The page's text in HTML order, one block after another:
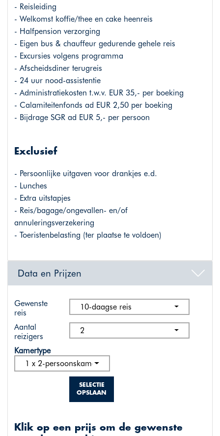
- Reisleiding
- Welkomst koffie/thee en cake heenreis
- Halfpension verzorging
- Eigen bus & chauffeur gedurende gehele reis
- Excursies volgens programma
- Afscheidsdiner terugreis
- 24 uur nood-assistentie
- Administratiekosten t.w.v. EUR 35,- per boeking
- Calamiteitenfonds ad EUR 2,50 per boeking
- Bijdrage SGR ad EUR 5,- per persoon
Exclusief
- Persoonlijke uitgaven voor drankjes e.d.
- Lunches
- Extra uitstapjes
- Reis/bagage/ongevallen- en/of
annuleringsverzekering
- Toeristenbelasting (ter plaatse te voldoen)
Data en Prijzen
Gewenste
reis
10-daagse reis
Aantal
reizigers
2
Kamertype
1 x 2-persoonskamer standaard
SELECTIE
OPSLAAN
Klik op een prijs om de gewenste